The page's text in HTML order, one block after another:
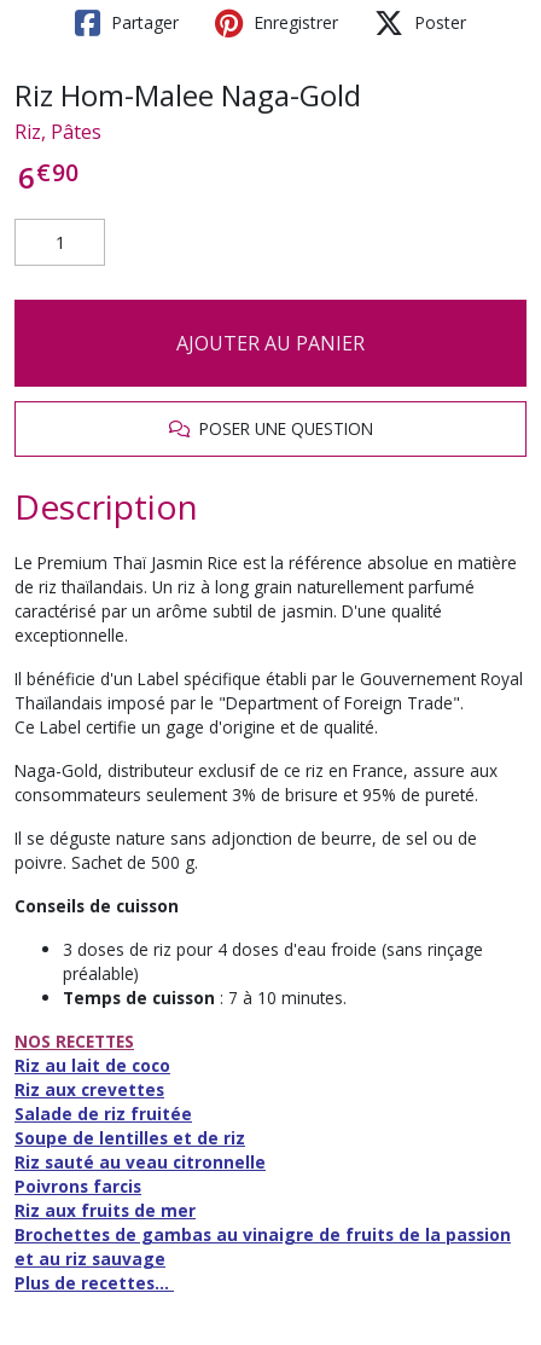
Partager Enregistrer Poster
Riz Hom-Malee Naga-Gold
Riz, Pâtes
6€90
AJOUTER AU PANIER
POSER UNE QUESTION
Description
Le Premium Thaï Jasmin Rice est la référence absolue en matière
de riz thaïlandais. Un riz à long grain naturellement parfumé
caractérisé par un arôme subtil de jasmin. D'une qualité
exceptionnelle.
Il bénéficie d'un Label spécifique établi par le Gouvernement Royal
Thaïlandais imposé par le "Department of Foreign Trade".
Ce Label certifie un gage d'origine et de qualité.
Naga-Gold, distributeur exclusif de ce riz en France, assure aux
consommateurs seulement 3% de brisure et 95% de pureté.
Il se déguste nature sans adjonction de beurre, de sel ou de
poivre. Sachet de 500 g.
Conseils de cuisson
3 doses de riz pour 4 doses d'eau froide (sans rinçage
préalable)
Temps de cuisson : 7 à 10 minutes.
NOS RECETTES
Riz au lait de coco
Riz aux crevettes
Salade de riz fruitée
Soupe de lentilles et de riz
Riz sauté au veau citronnelle
Poivrons farcis
Riz aux fruits de mer
Brochettes de gambas au vinaigre de fruits de la passion
et au riz sauvage
Plus de recettes...